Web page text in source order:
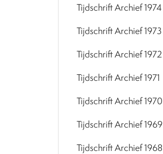
Tijdschrift Archief 1974
Tijdschrift Archief 1973
Tijdschrift Archief 1972
Tijdschrift Archief 1971
Tijdschrift Archief 1970
Tijdschrift Archief 1969
Tijdschrift Archief 1968